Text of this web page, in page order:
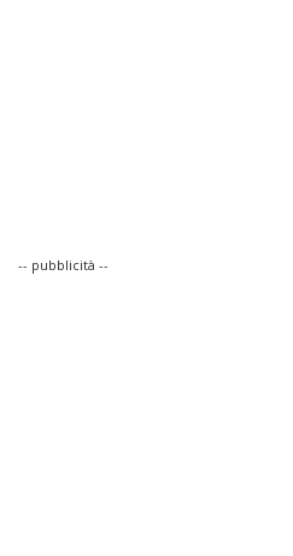
-- pubblicità --